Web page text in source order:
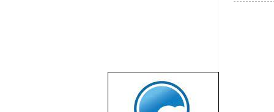
שבוע טוב לכל
הגולשים באשר